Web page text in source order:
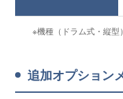
※機種（ドラム式・縦型
追加オプション